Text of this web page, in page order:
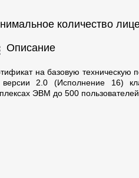
количество
Описание
на базовую техническую
2.0 (Исполнение 16)
ЭВМ до 500